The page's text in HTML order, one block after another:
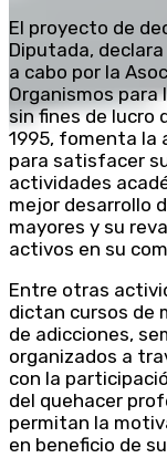
El proyecto de
Diputada,
a cabo por la
Organismos para
sin fines de lucro
1995, fomenta la
para satisfacer
actividades
mejor desarrollo
mayores y su
activos en su
Entre otras
dictan cursos de
de adicciones,
organizados a
con la
del quehacer
permitan la
en beneficio de